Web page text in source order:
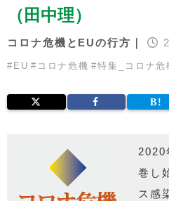
（田中理）
コロナ危機とEUの行方｜
# EU # コロナ危機 #特集_コロナ
2020
巻し
ス感